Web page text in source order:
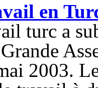
en
turc a
2003.